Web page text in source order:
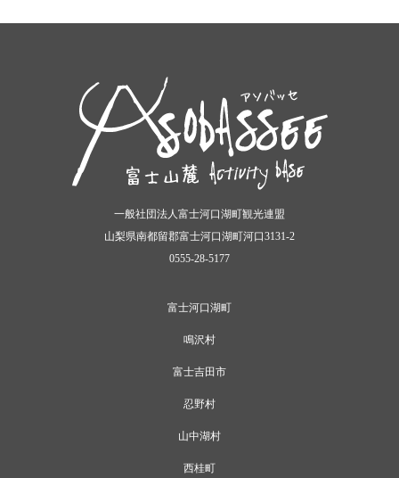
一般社団法人富士河口湖町観光連盟
山梨県南都留郡富士河口湖町河口3131-2
0555-28-5177
富士河口湖町
鳴沢村
富士吉田市
忍野村
山中湖村
西桂町